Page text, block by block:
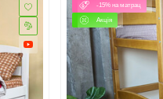
-15% на матрац
Акція